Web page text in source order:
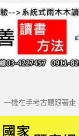
一機在手考古題跟著走